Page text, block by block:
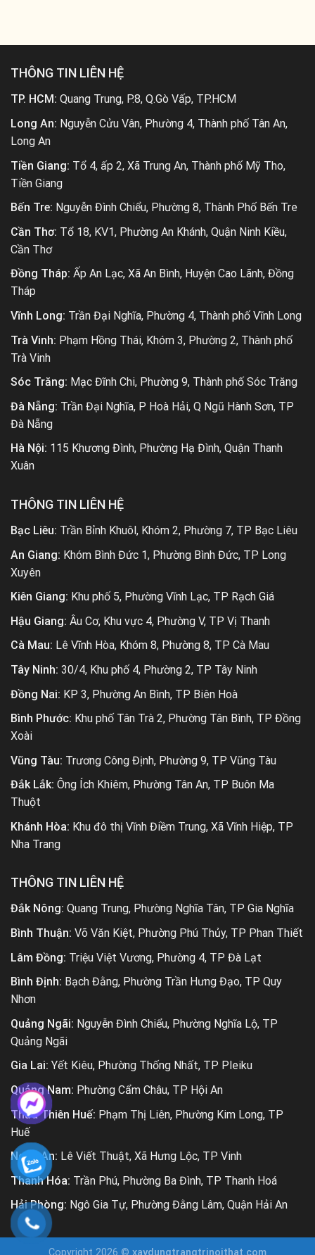
THÔNG TIN LIÊN HỆ
TP. HCM: Quang Trung, P.8, Q.Gò Vấp, TP.HCM
Long An: Nguyễn Cửu Vân, Phường 4, Thành phố Tân An,
Long An
Tiền Giang: Tổ 4, ấp 2, Xã Trung An, Thành phố Mỹ Tho,
Tiền Giang
Bến Tre: Nguyễn Đình Chiểu, Phường 8, Thành Phố Bến Tre
Cần Thơ: Tổ 18, KV1, Phường An Khánh, Quận Ninh Kiều,
Cần Thơ
Đồng Tháp: Ấp An Lạc, Xã An Bình, Huyện Cao Lãnh, Đồng
Tháp
Vĩnh Long: Trần Đại Nghĩa, Phường 4, Thành phố Vĩnh Long
Trà Vinh: Phạm Hồng Thái, Khóm 3, Phường 2, Thành phố
Trà Vinh
Sóc Trăng: Mạc Đĩnh Chi, Phường 9, Thành phố Sóc Trăng
Đà Nẵng: Trần Đại Nghĩa, P Hoà Hải, Q Ngũ Hành Sơn, TP
Đà Nẵng
Hà Nội: 115 Khương Đình, Phường Hạ Đình, Quận Thanh
Xuân
THÔNG TIN LIÊN HỆ
Bạc Liêu: Trần Bỉnh Khuôl, Khóm 2, Phường 7, TP Bạc Liêu
An Giang: Khóm Bình Đức 1, Phường Bình Đức, TP Long
Xuyên
Kiên Giang: Khu phố 5, Phường Vĩnh Lạc, TP Rạch Giá
Hậu Giang: Âu Cơ, Khu vực 4, Phường V, TP Vị Thanh
Cà Mau: Lê Vĩnh Hòa, Khóm 8, Phường 8, TP Cà Mau
Tây Ninh: 30/4, Khu phố 4, Phường 2, TP Tây Ninh
Đồng Nai: KP 3, Phường An Bình, TP Biên Hoà
Bình Phước: Khu phố Tân Trà 2, Phường Tân Bình, TP Đồng
Xoài
Vũng Tàu: Trương Công Định, Phường 9, TP Vũng Tàu
Đắk Lắk: Ông Ích Khiêm, Phường Tân An, TP Buôn Ma
Thuột
Khánh Hòa: Khu đô thị Vĩnh Điềm Trung, Xã Vĩnh Hiệp, TP
Nha Trang
THÔNG TIN LIÊN HỆ
Đắk Nông: Quang Trung, Phường Nghĩa Tân, TP Gia Nghĩa
Bình Thuận: Võ Văn Kiệt, Phường Phú Thủy, TP Phan Thiết
Lâm Đồng: Triệu Việt Vương, Phường 4, TP Đà Lạt
Bình Định: Bạch Đằng, Phường Trần Hưng Đạo, TP Quy
Nhơn
Quảng Ngãi: Nguyễn Đình Chiểu, Phường Nghĩa Lộ, TP
Quảng Ngãi
Gia Lai: Yết Kiêu, Phường Thống Nhất, TP Pleiku
Quảng Nam: Phường Cẩm Châu, TP Hội An
Thừa Thiên Huế: Phạm Thị Liên, Phường Kim Long, TP
Huế
Nghệ An: Lê Viết Thuật, Xã Hưng Lộc, TP Vinh
Thanh Hóa: Trần Phú, Phường Ba Đình, TP Thanh Hoá
Hải Phòng: Ngô Gia Tự, Phường Đằng Lâm, Quận Hải An
Copyright 2026 © xaydungtrangtrinoithat.com